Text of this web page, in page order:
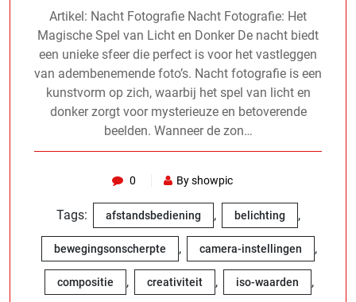
Artikel: Nacht Fotografie Nacht Fotografie: Het
Magische Spel van Licht en Donker De nacht biedt
een unieke sfeer die perfect is voor het vastleggen
van adembenemende foto’s. Nacht fotografie is een
kunstvorm op zich, waarbij het spel van licht en
donker zorgt voor mysterieuze en betoverende
beelden. Wanneer de zon…
0 By showpic
Tags: afstandsbediening , belichting ,
bewegingsonscherpte , camera-instellingen ,
compositie , creativiteit , iso-waarden ,